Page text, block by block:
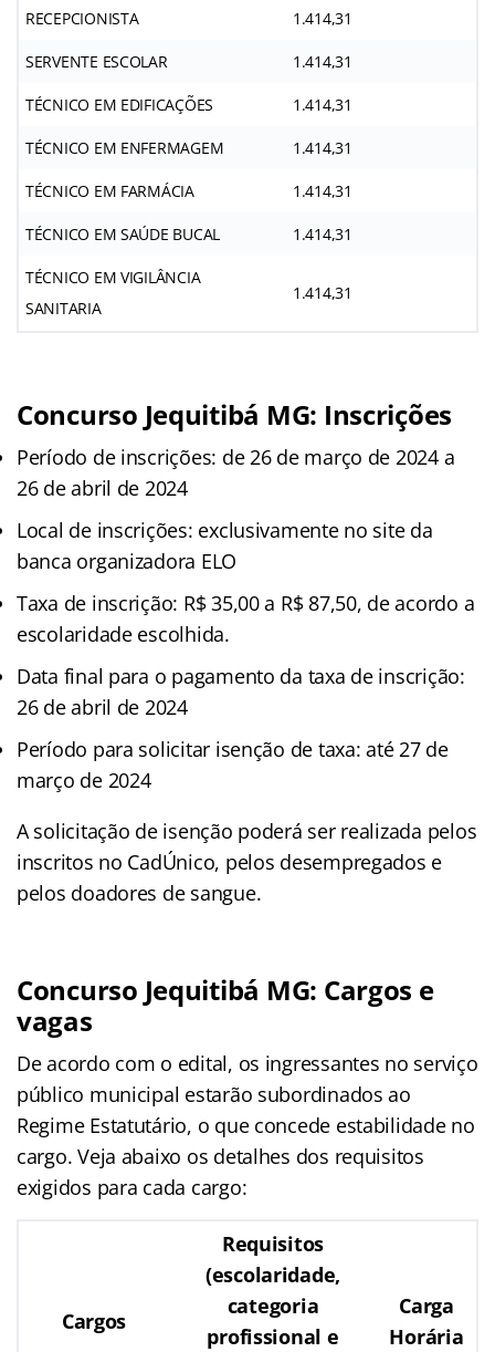
RECEPCIONISTA 1.414,31
SERVENTE ESCOLAR 1.414,31
TÉCNICO EM EDIFICAÇÕES 1.414,31
TÉCNICO EM ENFERMAGEM 1.414,31
TÉCNICO EM FARMÁCIA 1.414,31
TÉCNICO EM SAÚDE BUCAL 1.414,31
TÉCNICO EM VIGILÂNCIA
SANITARIA
1.414,31
Concurso Jequitibá MG: Inscrições
Período de inscrições: de 26 de março de 2024 a
26 de abril de 2024
Local de inscrições: exclusivamente no site da
banca organizadora ELO
Taxa de inscrição: R$ 35,00 a R$ 87,50, de acordo a
escolaridade escolhida.
Data final para o pagamento da taxa de inscrição:
26 de abril de 2024
Período para solicitar isenção de taxa: até 27 de
março de 2024
A solicitação de isenção poderá ser realizada pelos
inscritos no CadÚnico, pelos desempregados e
pelos doadores de sangue.
Concurso Jequitibá MG: Cargos e
vagas
De acordo com o edital, os ingressantes no serviço
público municipal estarão subordinados ao
Regime Estatutário, o que concede estabilidade no
cargo. Veja abaixo os detalhes dos requisitos
exigidos para cada cargo:
Cargos
Requisitos
(escolaridade,
categoria
profissional e
Carga
Horária